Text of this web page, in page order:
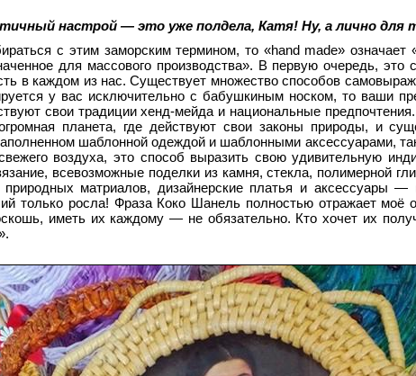
настрой — это уже полдела, Катя! Ну, а лично для
с этим заморским термином, то «hand made» означает
для массового производства». В первую очередь,
в каждом из нас. Существует множество способов
у вас исключительно с бабушкиным носком, то ваши
свои традиции хенд-мейда и национальные
планета, где действуют свои законы природы, и
шаблонной одеждой и шаблонными аксессуарами,
воздуха, это способ выразить свою удивительную
всевозможные поделки из камня, стекла, полимерной
природных матриалов, дизайнерские платья и аксессуары
только росла! Фраза Коко Шанель полностью отражает
иметь их каждому — не обязательно. Кто хочет их